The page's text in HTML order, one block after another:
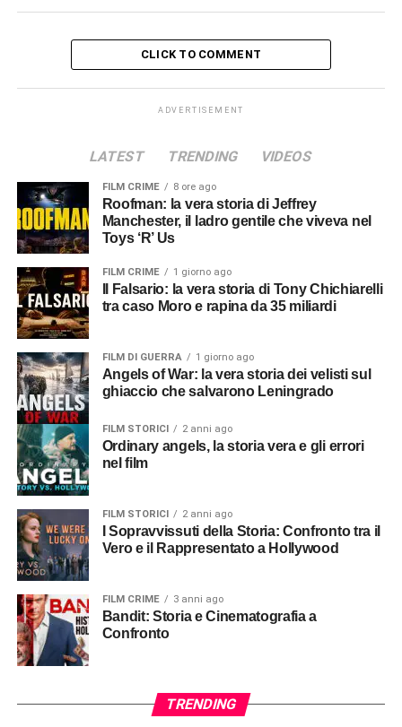
CLICK TO COMMENT
ADVERTISEMENT
LATEST TRENDING VIDEOS
FILM CRIME 8 ore ago
Roofman: la vera storia di Jeffrey
Manchester, il ladro gentile che viveva nel
Toys ‘R’ Us
FILM CRIME 1 giorno ago
tra caso Moro e rapina da 35 miliardi
FILM DI GUERRA 1 giorno ago
Angels of War: la vera storia dei velisti sul
ghiaccio che salvarono Leningrado
FILM STORICI 2 anni ago
Ordinary angels, la storia vera e gli errori
nel film
FILM STORICI 2 anni ago
Vero e il Rappresentato a Hollywood
FILM CRIME 3 anni ago
Bandit: Storia e Cinematografia a
Confronto
TRENDING